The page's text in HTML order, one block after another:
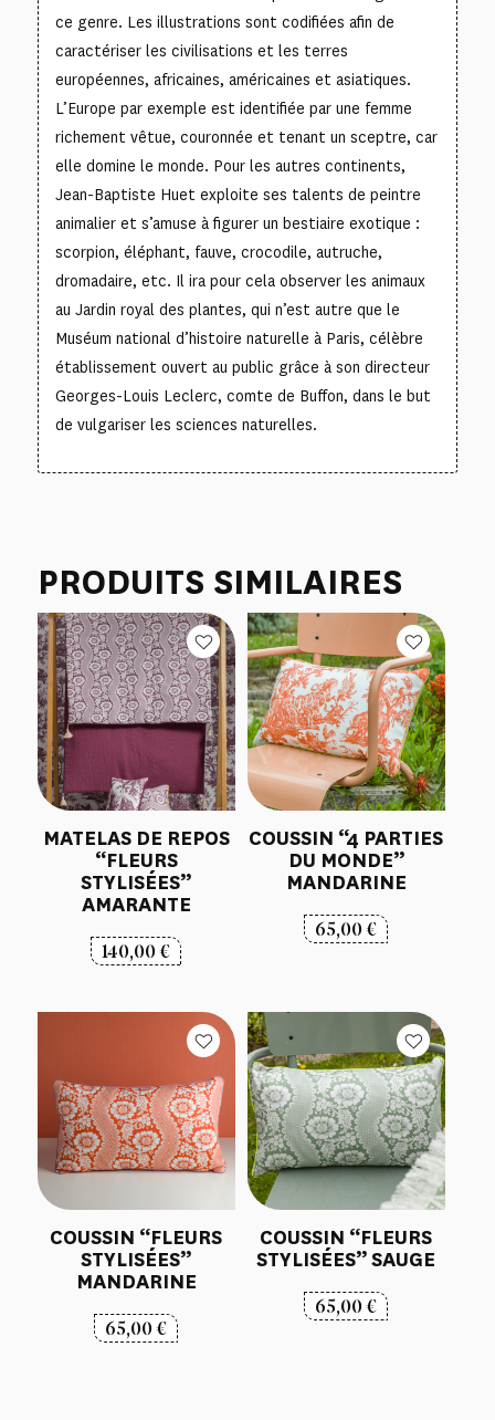
ce genre. Les illustrations sont codifiées afin de
caractériser les civilisations et les terres
européennes, africaines, américaines et asiatiques.
L’Europe par exemple est identifiée par une femme
richement vêtue, couronnée et tenant un sceptre, car
elle domine le monde. Pour les autres continents,
Jean-Baptiste Huet exploite ses talents de peintre
animalier et s’amuse à figurer un bestiaire exotique :
scorpion, éléphant, fauve, crocodile, autruche,
dromadaire, etc. Il ira pour cela observer les animaux
au Jardin royal des plantes, qui n’est autre que le
Muséum national d’histoire naturelle à Paris, célèbre
établissement ouvert au public grâce à son directeur
Georges-Louis Leclerc, comte de Buffon, dans le but
de vulgariser les sciences naturelles.
PRODUITS SIMILAIRES
MATELAS DE REPOS
“FLEURS
STYLISÉES”
AMARANTE
140,00€
COUSSIN “4 PARTIES
DU MONDE”
MANDARINE
65,00€
COUSSIN “FLEURS
STYLISÉES”
MANDARINE
65,00€
COUSSIN “FLEURS
STYLISÉES” SAUGE
65,00€